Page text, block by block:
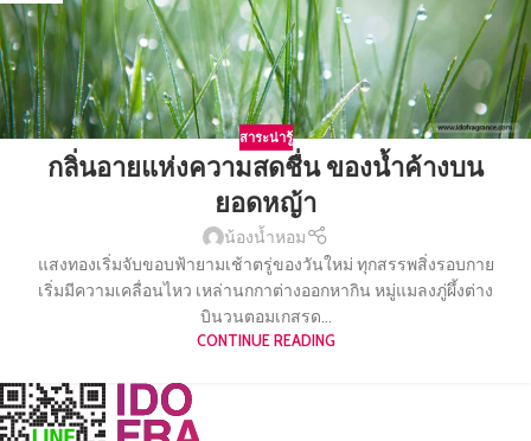
สาระน่ารู้
กลิ่นอายแห่งความสดชื่น ของน้ำค้างบน
ยอดหญ้า
น้องน้ำหอม
แสงทองเริ่มจับขอบฟ้ายามเช้าตรู่ของวันใหม่ ทุกสรรพสิ่งรอบกาย
เริ่มมีความเคลื่อนไหว เหล่านกกาต่างออกหากิน หมู่แมลงภู่ผึ้งต่าง
บินวนตอมเกสรด...
CONTINUE READING